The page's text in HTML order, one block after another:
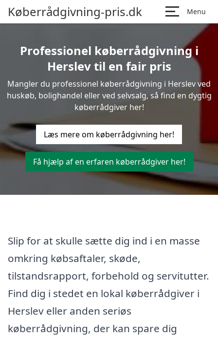
Køberrådgivning-pris.dk Menu
Professionel køberrådgivning i
Herslev til en fair pris
Mangler du professionel køberrådgivning i Herslev ved
huskøb, bolighandel eller ved selvsalg, så find en dygtig
køberrådgiver her!
Læs mere om køberrådgivning her!
Få hjælp af en erfaren køberrådgiver her!
Slip for at skulle sætte dig ind i en masse
omkring købsaftaler, skøde,
tilstandsrapport, forbehold og servitutter.
Find dig i stedet en lokal køberrådgiver i
Herslev eller anden seriøs
køberrådgivning, der kan spare dig